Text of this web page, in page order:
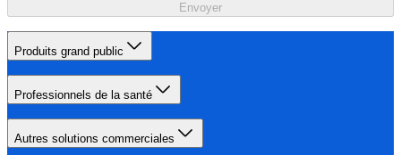
Envoyer
Produits grand public
Professionnels de la santé
Autres solutions commerciales